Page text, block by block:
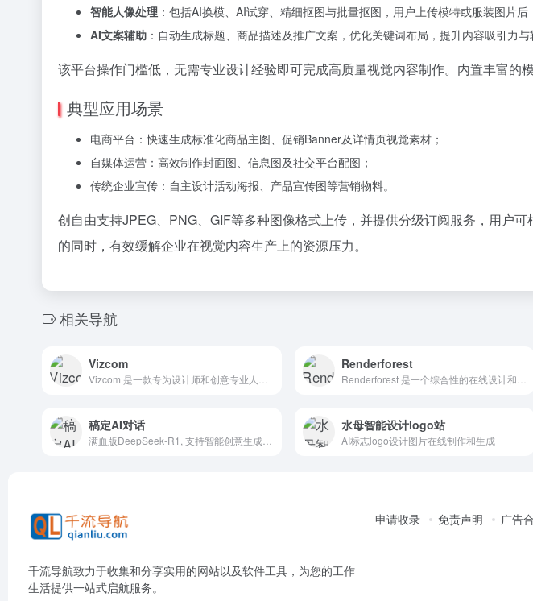
智能人像处理 ：包括AI换模、AI试穿、精细抠图与批量抠图，用户上传模特或服装图片后
AI文案辅助 ：自动生成标题、商品描述及推广文案，优化关键词布局，提升内容吸引力与
该平台操作门槛低，无需专业设计经验即可完成高质量视觉内容制作。内置丰富的
典型应用场景
电商平台：快速生成标准化商品主图、促销Banner及详情页视觉素材；
自媒体运营：高效制作封面图、信息图及社交平台配图；
传统企业宣传：自主设计活动海报、产品宣传图等营销物料。
创自由支持JPEG、PNG、GIF等多种图像格式上传，并提供分级订阅服务，用户
的同时，有效缓解企业在视觉内容生产上的资源压力。
相关导航
Vizcom Renderforest
稿定AI对话 水母智能设计logo站
AI标志logo设计图片在线制作和生成
千流导航致力于收集和分享实用的网站以及软件工具，为您的工作
生活提供一站式启航服务。
申请收录 免责声明 广告